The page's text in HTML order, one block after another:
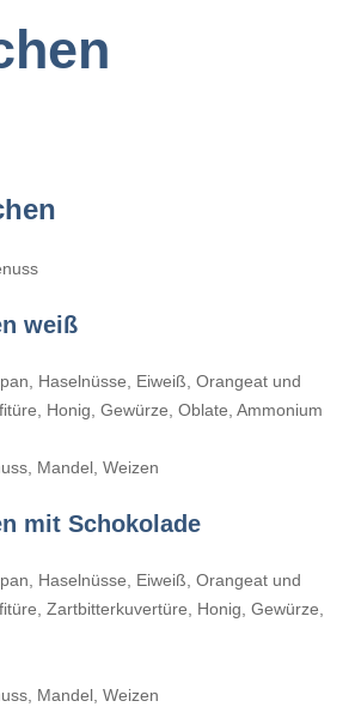
weiß
Haselnüsse, Eiweiß, Orangeat und
Honig, Gewürze, Oblate, Ammonium
Mandel, Weizen
mit Schokolade
Haselnüsse, Eiweiß, Orangeat und
Zartbitterkuvertüre, Honig, Gewürze,
Mandel, Weizen